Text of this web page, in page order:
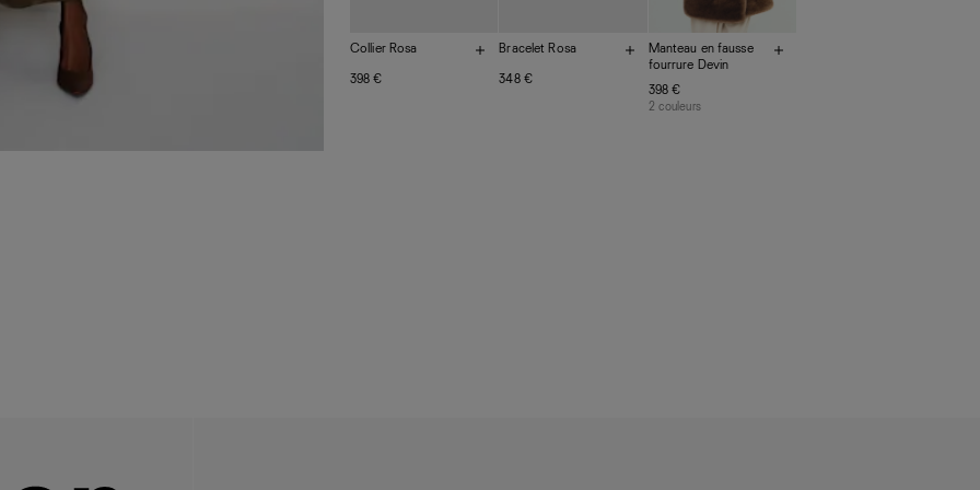
Collier Rosa
398 €
Bracelet Rosa
348 €
Manteau en fausse
fourrure Devin
398 €
2 couleurs